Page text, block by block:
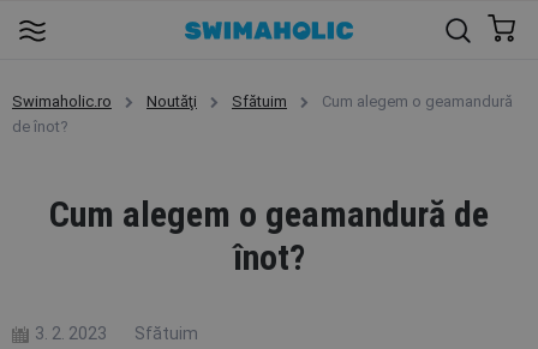
Swimaholic.ro Noutăţi Sfătuim
Cum alegem o geamandură
de înot?
Cum alegem o geamandură de
înot?
3. 2. 2023 Sfătuim